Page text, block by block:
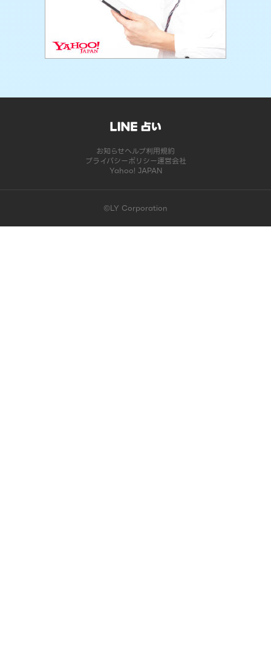
お知らせヘルプ利用規約
プライバシーポリシー運営会社
Yahoo! JAPAN
©LY Corporation
このコンテンツは掲載が終了しました | LINE占い